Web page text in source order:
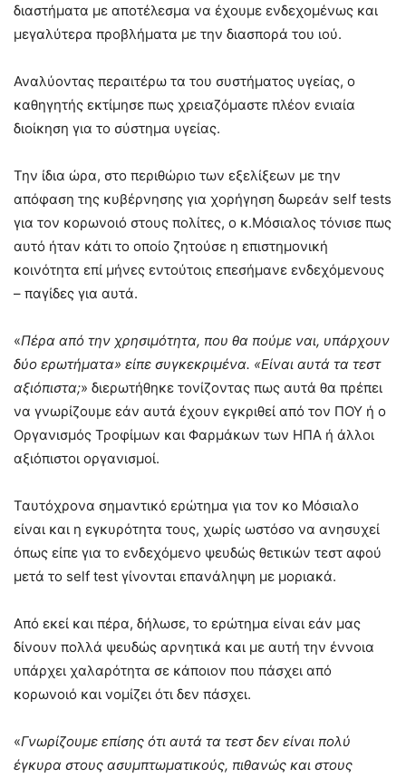
διαστήματα με αποτέλεσμα να έχουμε ενδεχομένως και
μεγαλύτερα προβλήματα με την διασπορά του ιού.
Αναλύοντας περαιτέρω τα του συστήματος υγείας, ο
καθηγητής εκτίμησε πως χρειαζόμαστε πλέον ενιαία
διοίκηση για το σύστημα υγείας.
Την ίδια ώρα, στο περιθώριο των εξελίξεων με την
απόφαση της κυβέρνησης για χορήγηση δωρεάν self tests
για τον κορωνοιό στους πολίτες, ο κ.Μόσιαλος τόνισε πως
αυτό ήταν κάτι το οποίο ζητούσε η επιστημονική
κοινότητα επί μήνες εντούτοις επεσήμανε ενδεχόμενους
– παγίδες για αυτά.
«Πέρα από την χρησιμότητα, που θα πούμε ναι, υπάρχουν
δύο ερωτήματα» είπε συγκεκριμένα. «Είναι αυτά τα τεστ
αξιόπιστα;» διερωτήθηκε τονίζοντας πως αυτά θα πρέπει
να γνωρίζουμε εάν αυτά έχουν εγκριθεί από τον ΠΟΥ ή ο
Οργανισμός Τροφίμων και Φαρμάκων των ΗΠΑ ή άλλοι
αξιόπιστοι οργανισμοί.
Ταυτόχρονα σημαντικό ερώτημα για τον κο Μόσιαλο
είναι και η εγκυρότητα τους, χωρίς ωστόσο να ανησυχεί
όπως είπε για το ενδεχόμενο ψευδώς θετικών τεστ αφού
μετά το self test γίνονται επανάληψη με μοριακά.
Από εκεί και πέρα, δήλωσε, το ερώτημα είναι εάν μας
δίνουν πολλά ψευδώς αρνητικά και με αυτή την έννοια
υπάρχει χαλαρότητα σε κάποιον που πάσχει από
κορωνοιό και νομίζει ότι δεν πάσχει.
«Γνωρίζουμε επίσης ότι αυτά τα τεστ δεν είναι πολύ
έγκυρα στους ασυμπτωματικούς, πιθανώς και στους